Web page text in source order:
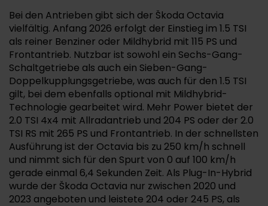
Bei den Antrieben gibt sich der Škoda Octavia
vielfältig. Anfang 2026 erfolgt der Einstieg im 1.5 TSI
als reiner Benziner oder Mildhybrid mit 115 PS und
Frontantrieb. Nutzbar ist sowohl ein Sechs-Gang-
Schaltgetriebe als auch ein Sieben-Gang-
Doppelkupplungsgetriebe, was auch für den 1.5 TSI
gilt, bei dem ebenfalls optional mit Mildhybrid-
Technologie gearbeitet wird. Mehr Power bietet der
2.0 TSI 4x4 mit Allradantrieb und 204 PS oder der 2.0
TSI RS mit 265 PS und Frontantrieb. In der schnellsten
Ausführung ist der Octavia bis zu 250 km/h schnell
und nimmt sich für den Spurt von 0 auf 100 km/h
gerade einmal 6,4 Sekunden Zeit. Als Plug-In-Hybrid
wurde der Škoda Octavia nur zwischen 2020 und
2023 angeboten und leistete 204 oder 245 PS, als